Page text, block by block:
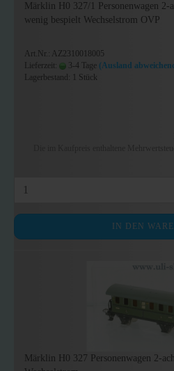
Märklin H0 327/1 Personenwagen 2-
wenig bespielt Wechselstrom OVP
Art.Nr.: AZ2310018005
Lieferzeit:
3-4 Tage (Ausland
Lagerbestand: 1 Stück
Die im Kaufpreis enthaltene
IN DEN
Märklin H0 327 Personenwagen 2-